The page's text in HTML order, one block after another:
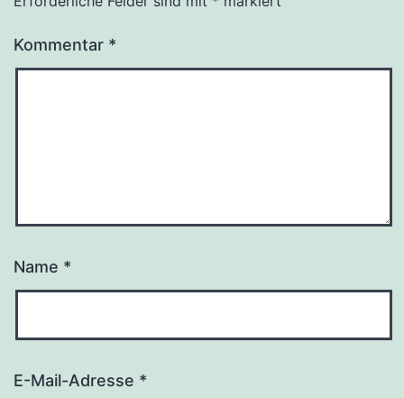
Kommentar *
Name *
E-Mail-Adresse *